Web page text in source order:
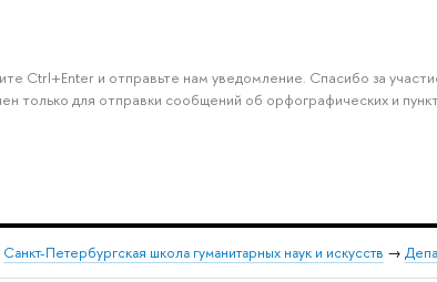
Ctrl+Enter и отправьте нам уведомление. Спасибо за
только для отправки сообщений об орфографических и
Санкт-Петербургская школа гуманитарных наук и искусств →